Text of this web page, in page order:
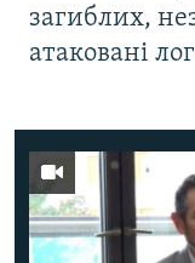
загиблих,
атаковані